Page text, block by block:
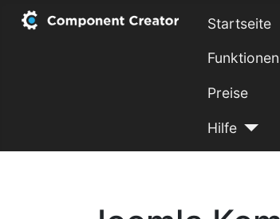
Startseite
Funktionen
Preise
Hilfe